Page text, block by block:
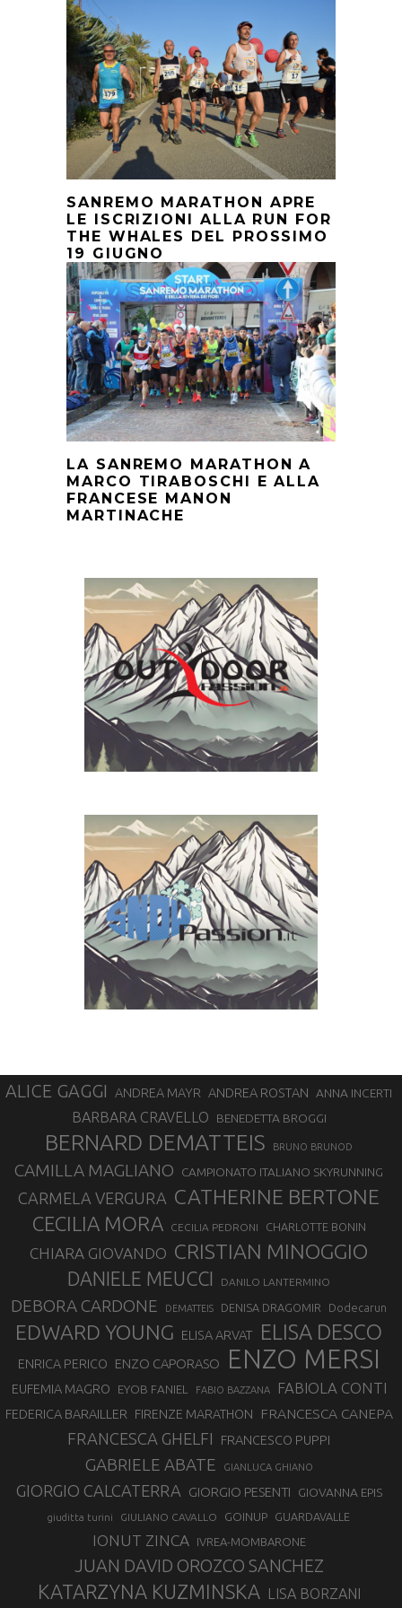
SANREMO MARATHON APRE
LE ISCRIZIONI ALLA RUN FOR
THE WHALES DEL PROSSIMO
19 GIUGNO
LA SANREMO MARATHON A
MARCO TIRABOSCHI E ALLA
FRANCESE MANON
MARTINACHE
ALICE GAGGI ANDREA MAYR ANDREA ROSTAN ANNA INCERTI
BARBARA CRAVELLO BENEDETTA BROGGI
BERNARD DEMATTEIS BRUNO BRUNOD
CAMILLA MAGLIANO CAMPIONATO ITALIANO SKYRUNNING
CARMELA VERGURA CATHERINE BERTONE
CECILIA MORA CECILIA PEDRONI CHARLOTTE BONIN
CHIARA GIOVANDO CRISTIAN MINOGGIO
DANIELE MEUCCI DANILO LANTERMINO
DEBORA CARDONE DEMATTEIS DENISA DRAGOMIR Dodecarun
EDWARD YOUNG ELISA ARVAT ELISA DESCO
ENRICA PERICO ENZO CAPORASO ENZO MERSI
EUFEMIA MAGRO EYOB FANIEL FABIO BAZZANA FABIOLA CONTI
FEDERICA BARAILLER FIRENZE MARATHON FRANCESCA CANEPA
FRANCESCA GHELFI FRANCESCO PUPPI
GABRIELE ABATE GIANLUCA GHIANO
GIORGIO CALCATERRA GIORGIO PESENTI GIOVANNA EPIS
giuditta turini GIULIANO CAVALLO GOINUP GUARDAVALLE
IONUT ZINCA IVREA-MOMBARONE
JUAN DAVID OROZCO SANCHEZ
KATARZYNA KUZMINSKA LISA BORZANI